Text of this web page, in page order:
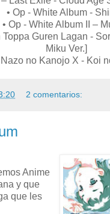
• Op - White Album -
• Op - White Album II –
Toppa Guren Lagan -
Miku Ver.]
Nazo no Kanojo X - Koi
2 comentarios:
Anime
y que
que les